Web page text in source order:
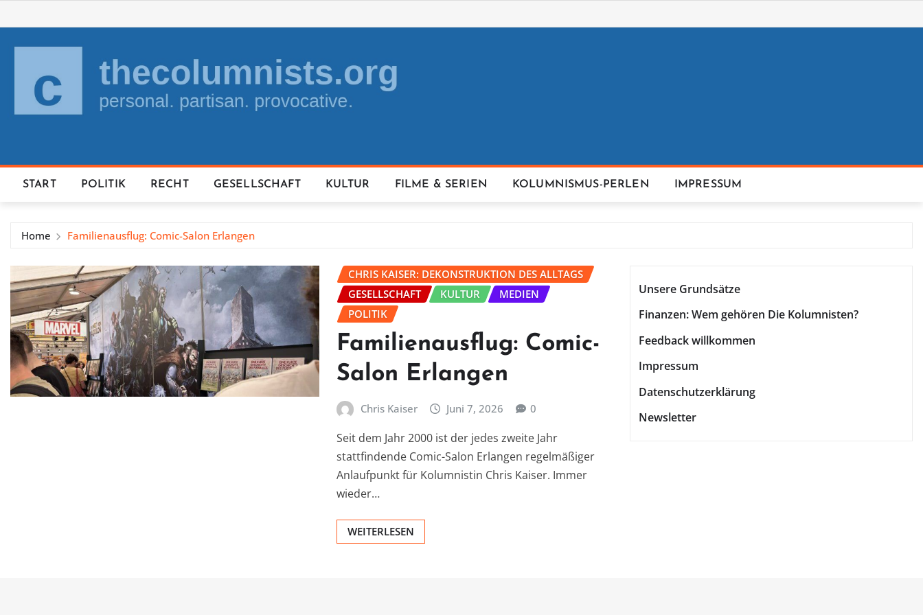
to
content
START POLITIK RECHT GESELLSCHAFT KULTUR FILME & SERIEN KOLUMNISMUS-PERLEN IMPRESSUM
Home Familienausflug: Comic-Salon Erlangen
CHRIS KAISER: DEKONSTRUKTION DES ALLTAGS
GESELLSCHAFT
KULTUR
MEDIEN
POLITIK
Familienausflug: Comic-
Salon Erlangen
Chris Kaiser Juni 7, 2026 0
Seit dem Jahr 2000 ist der jedes zweite Jahr
stattfindende Comic-Salon Erlangen regelmäßiger
Anlaufpunkt für Kolumnistin Chris Kaiser. Immer
wieder…
WEITERLESEN
Unsere Grundsätze
Finanzen: Wem gehören Die Kolumnisten?
Feedback willkommen
Impressum
Datenschutzerklärung
Newsletter